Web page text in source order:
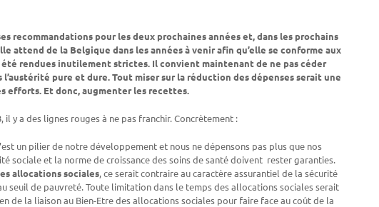
recommandations pour les deux prochaines années et, dans les prochains
attend de la Belgique dans les années à venir afin qu’elle se conforme aux
rendues inutilement strictes. Il convient maintenant de ne pas céder
pure et dure. Tout miser sur la réduction des dépenses serait une
efforts. Et donc, augmenter les recettes.
y a des lignes rouges à ne pas franchir. Concrètement :
un pilier de notre développement et nous ne dépensons pas plus que nos
sociale et la norme de croissance des soins de santé doivent rester garanties.
allocations sociales, ce serait contraire au caractère assurantiel de la sécurité
seuil de pauvreté. Toute limitation dans le temps des allocations sociales serait
de la liaison au Bien-Etre des allocations sociales pour faire face au coût de la